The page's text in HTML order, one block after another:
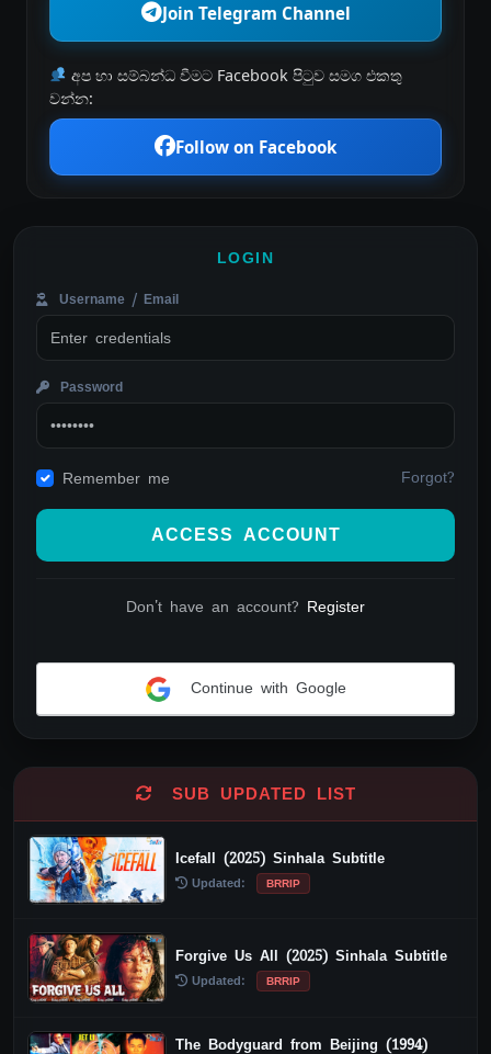
Join Telegram Channel
අප හා සම්බන්ධ වීමට Facebook පිටුව සමග එකතු
වන්න:
Follow on Facebook
LOGIN
Username / Email
Password
Remember me Forgot?
ACCESS ACCOUNT
Don't have an account? Register
Continue with Google
SUB UPDATED LIST
Icefall (2025) Sinhala Subtitle
Updated: BRRIP
Forgive Us All (2025) Sinhala Subtitle
Updated: BRRIP
The Bodyguard from Beijing (1994)